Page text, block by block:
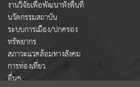
งานวิจัยเพื่อพัฒนาทั้งพื้นที่
นวัตกรรมสถาบัน
ระบบการเมือง/ปกครอง
ทรัพยากร
สภาวะแวดล้อมทางสังคม
การท่องเที่ยว
อื่นๆ